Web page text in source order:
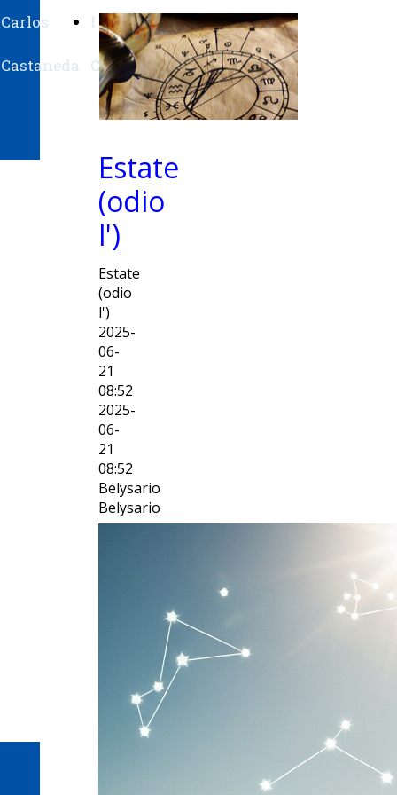
Carlos
Castaneda
I
Ching
Su
Belysario
Estate
(odio
l')
Estate
(odio
l')
2025-
06-
21
08:52
2025-
06-
21
08:52
Belysario
Belysario